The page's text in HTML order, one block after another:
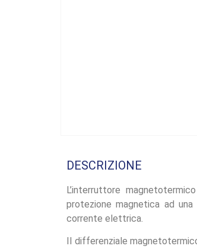
DESCRIZIONE
L’interruttore
protezione magnetica ad
corrente elettrica.
Il differenziale